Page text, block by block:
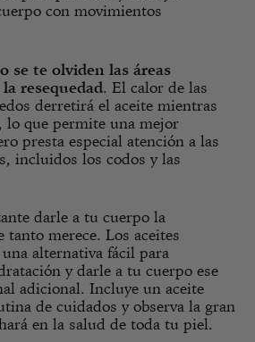
con movimientos
se te olviden las áreas
resequedad. El calor de las
derretirá el aceite mientras
lo que permite una mejor
presta especial atención a las
incluidos los codos y las
darle a tu cuerpo la
tanto merece. Los aceites
alternativa fácil para
y darle a tu cuerpo ese
adicional. Incluye un aceite
de cuidados y observa la gran
en la salud de toda tu piel.